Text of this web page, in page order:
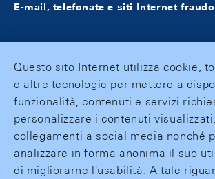
E-mail, telefonate e siti Internet
Questo sito Internet utilizza cookie,
e altre tecnologie per mettere a
funzionalità, contenuti e servizi
personalizzare i contenuti
collegamenti a social media nonché
analizzare in forma anonima il suo
di migliorarne l'usabilità. A tale